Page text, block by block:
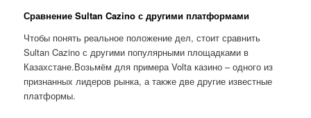
Сравнение Sultan Cazino с другими платформами
Чтобы понять реальное положение дел, стоит сравнить
Sultan Cazino с другими популярными площадками в
Казахстане.Возьмём для примера Volta казино – одного из
признанных лидеров рынка, а также две другие известные
платформы.